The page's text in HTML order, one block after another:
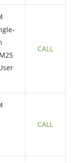
CALL
CALL